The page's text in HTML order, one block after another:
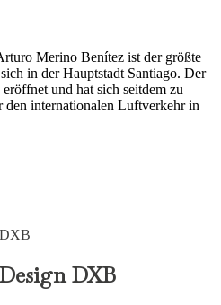
Merino Benítez ist der größte
in der Hauptstadt Santiago. Der
und hat sich seitdem zu
internationalen Luftverkehr in
DXB